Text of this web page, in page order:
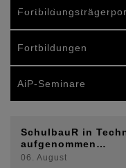
Februar 2006 in der…
Fortbildungen
AiP-Seminare
SchulbauR in
aufgenommen…
06. August